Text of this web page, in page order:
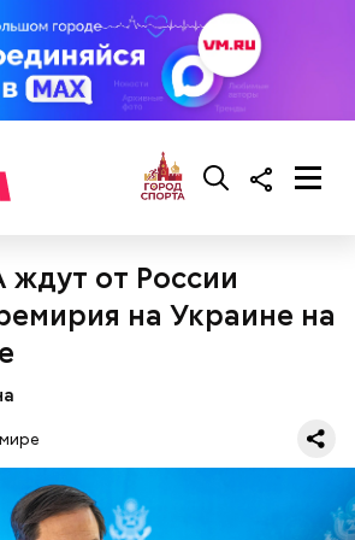
от России
на Украине на